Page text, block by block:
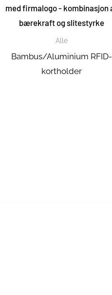
Alle
Bambus/Aluminium RFID-
kortholder